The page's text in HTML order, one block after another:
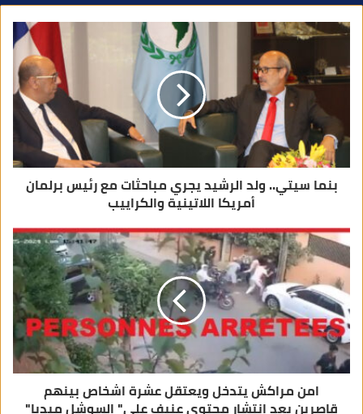
ا
ل
ل
ك
ي
بنما سيتي.. ولد الرشيد يجري مباحثات مع رئيس برلمان
أمريكا اللاتينية والكراييب
امن مراكش يتدخل ويعتقل عشرة اشخاص بينهم
قاصرين بعد انتشار محتوى عنيف على" السوشل ميديا"